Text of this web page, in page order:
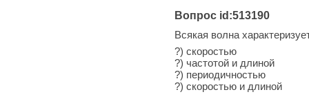
Вопрос id:513190
Всякая волна
?) скоростью
?) частотой и длиной
?) периодичностью
?) скоростью и длиной